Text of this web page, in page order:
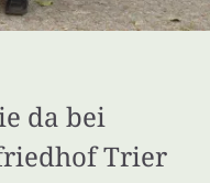
da bei
Trier